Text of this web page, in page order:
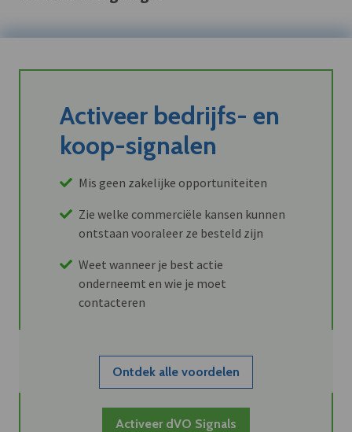
Activeer bedrijfs- en
koop-signalen
Mis geen zakelijke opportuniteiten
Zie welke commerciële kansen kunnen
ontstaan vooraleer ze besteld zijn
Weet wanneer je best actie
onderneemt en wie je moet
contacteren
Ontdek alle voordelen
Activeer dVO Signals